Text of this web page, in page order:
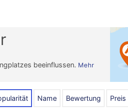
beeinflussen. Mehr
Name Bewertung